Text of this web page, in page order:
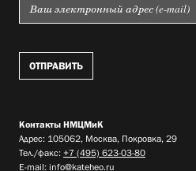
Контакты НМЦМиК
Адрес: 105062, Москва, Покровка, 29
Тел./факс: +7 (495) 623-03-80
E-mail: info@kateheo.ru